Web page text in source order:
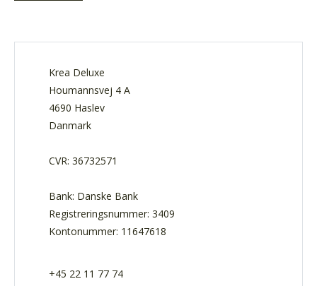
Krea Deluxe
Houmannsvej 4 A
4690 Haslev
Danmark
CVR: 36732571
Bank: Danske Bank
Registreringsnummer: 3409
Kontonummer: 11647618
+45 22 11 77 74